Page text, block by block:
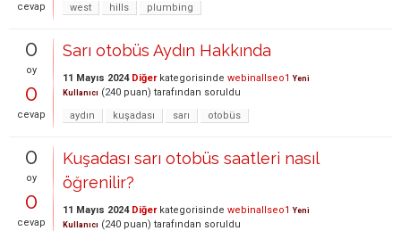
cevap
west
hills plumbing
0
oy
0
cevap
Sarı otobüs Aydın Hakkında
11 Mayıs 2024 Diğerkategorisinde webinallseo1 Yeni
Kullanıcı (240 puan) tarafından soruldu
aydın
kuşadası sarı otobüs
0
oy
0
cevap
Kuşadası sarı otobüs saatleri nasıl
öğrenilir?
11 Mayıs 2024 Diğerkategorisinde webinallseo1 Yeni
Kullanıcı (240 puan) tarafından soruldu